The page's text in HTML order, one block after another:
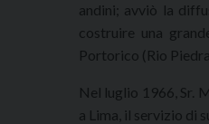
andini; avviò la
costruire una
Portorico (Rio
Nel luglio 1966, Sr.
a Lima, il servizio di